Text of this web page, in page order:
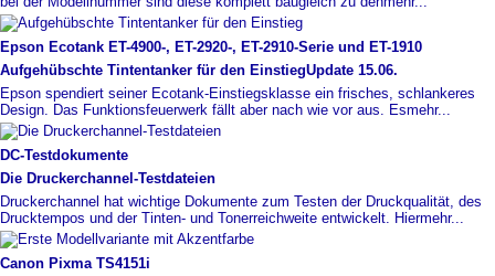
Epson Ecotank ET-​4900-​, ET-​2920-​, ET-​2910-​Serie und ET-​1910
Aufgehübschte Tintentanker für den EinstiegUpdate 15.06.
Epson spendiert seiner Ecotank-Einstiegsklasse ein frisches, schlankeres
Design. Das Funktionsfeuerwerk fällt aber nach wie vor aus. Esmehr...
DC-​Testdokumente
Die Druckerchannel-​Testdateien
Druckerchannel hat wichtige Dokumente zum Testen der Druckqualität, des
Drucktempos und der Tinten- und Tonerreichweite entwickelt. Hiermehr...
Canon Pixma TS4151i